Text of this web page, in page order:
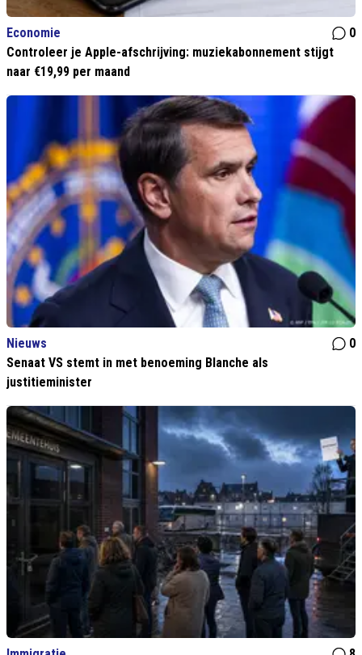
Economie
0
Controleer je Apple-afschrijving: muziekabonnement stijgt
naar €19,99 per maand
Nieuws
0
Senaat VS stemt in met benoeming Blanche als
justitieminister